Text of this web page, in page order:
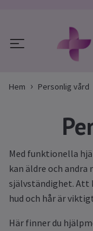
Hem Personlig vård
Med funktionella
kan äldre och
självständighet. Att
hud och hår är
Här finner du